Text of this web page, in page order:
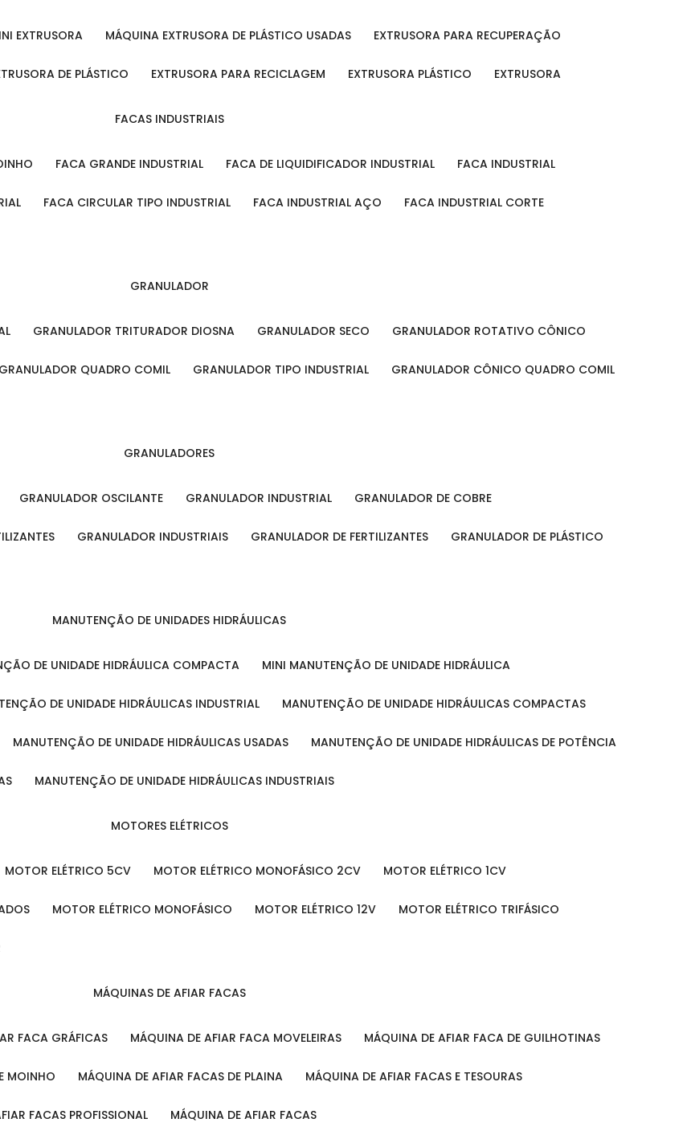
MINI EXTRUSORA MÁQUINA EXTRUSORA DE PLÁSTICO USADAS EXTRUSORA PARA RECUPERAÇÃO
DE PLÁSTICO EXTRUSORA PARA RECICLAGEM EXTRUSORA PLÁSTICO EXTRUSORA
FACAS INDUSTRIAIS
FACA GRANDE INDUSTRIAL FACA DE LIQUIDIFICADOR INDUSTRIAL FACA INDUSTRIAL
FACA CIRCULAR TIPO INDUSTRIAL FACA INDUSTRIAL AÇO FACA INDUSTRIAL CORTE
GRANULADOR
GRANULADOR TRITURADOR DIOSNA GRANULADOR SECO GRANULADOR ROTATIVO CÔNICO
GRANULADOR QUADRO COMIL GRANULADOR TIPO INDUSTRIAL GRANULADOR CÔNICO QUADRO COMIL
GRANULADORES
GRANULADOR OSCILANTE GRANULADOR INDUSTRIAL GRANULADOR DE COBRE
GRANULADOR INDUSTRIAIS GRANULADOR DE FERTILIZANTES GRANULADOR DE PLÁSTICO
MANUTENÇÃO DE UNIDADES HIDRÁULICAS
DE UNIDADE HIDRÁULICA COMPACTA MINI MANUTENÇÃO DE UNIDADE HIDRÁULICA
DE UNIDADE HIDRÁULICAS INDUSTRIAL MANUTENÇÃO DE UNIDADE HIDRÁULICAS COMPACTAS
MANUTENÇÃO DE UNIDADE HIDRÁULICAS USADAS MANUTENÇÃO DE UNIDADE HIDRÁULICAS DE POTÊNCIA
MANUTENÇÃO DE UNIDADE HIDRÁULICAS INDUSTRIAIS
MOTORES ELÉTRICOS
MOTOR ELÉTRICO 5CV MOTOR ELÉTRICO MONOFÁSICO 2CV MOTOR ELÉTRICO 1CV
MOTOR ELÉTRICO MONOFÁSICO MOTOR ELÉTRICO 12V MOTOR ELÉTRICO TRIFÁSICO
MÁQUINAS DE AFIAR FACAS
FACA GRÁFICAS MÁQUINA DE AFIAR FACA MOVELEIRAS MÁQUINA DE AFIAR FACA DE GUILHOTINAS
MOINHO MÁQUINA DE AFIAR FACAS DE PLAINA MÁQUINA DE AFIAR FACAS E TESOURAS
FACAS PROFISSIONAL MÁQUINA DE AFIAR FACAS